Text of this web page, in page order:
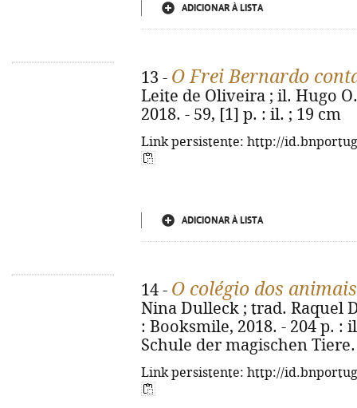
ADICIONAR À LISTA
13 - O Frei Bernardo
Leite de Oliveira ; il. Hugo
2018. - 59, [1] p. : il. ; 19 cm
Link persistente: http://
ADICIONAR À LISTA
14 - O colégio dos
Nina Dulleck ; trad. Raquel
: Booksmile, 2018. - 204 p. :
Schule der magischen Tiere.
Link persistente: http://